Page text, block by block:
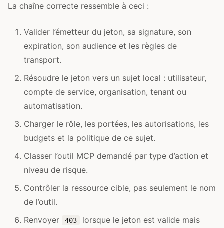
La chaîne correcte ressemble à ceci :
Valider l’émetteur du jeton, sa signature, son
expiration, son audience et les règles de
transport.
Résoudre le jeton vers un sujet local : utilisateur,
compte de service, organisation, tenant ou
automatisation.
Charger le rôle, les portées, les autorisations, les
budgets et la politique de ce sujet.
Classer l’outil MCP demandé par type d’action et
niveau de risque.
Contrôler la ressource cible, pas seulement le nom
de l’outil.
Renvoyer
403
lorsque le jeton est valide mais